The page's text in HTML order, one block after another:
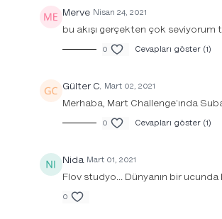
Özşefkat Flov
Orta seviye yoga hareketlerinden oluşan
kendimizi eleştiren iç sesi şefkatli bir ses
değiştirmeyi öğreniyoruz.
Ücretsiz ön izleme
Merve Nisan 24, 2021
bu akışı gerçekten çok seviyorum
0 Cevapları göster (1)
Gülter C. Mart 02, 2021
Merhaba, Mart Challenge'ında
0 Cevapları göster (1)
Nida Mart 01, 2021
Flov studyo... Dünyanın bir
0